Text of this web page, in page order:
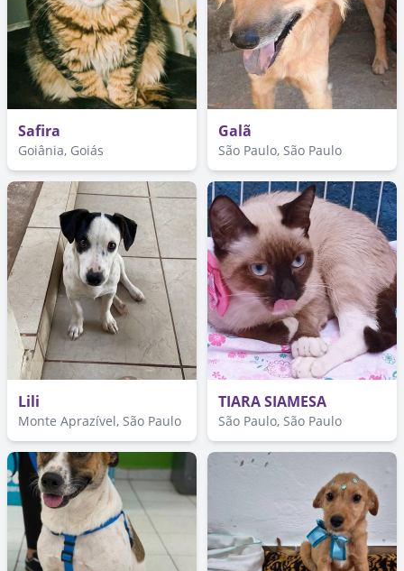
Safira
Goiânia, Goiás
Galã
São Paulo, São Paulo
Lili
Monte Aprazível, São Paulo
TIARA SIAMESA
São Paulo, São Paulo